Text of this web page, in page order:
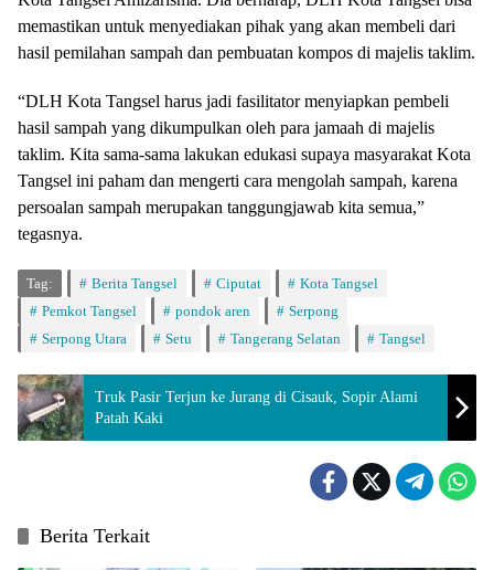
memastikan untuk menyediakan pihak yang akan membeli dari
hasil pemilahan sampah dan pembuatan kompos di majelis taklim.
“DLH Kota Tangsel harus jadi fasilitator menyiapkan pembeli
hasil sampah yang dikumpulkan oleh para jamaah di majelis
taklim. Kita sama-sama lakukan edukasi supaya masyarakat Kota
Tangsel ini paham dan mengerti cara mengolah sampah, karena
persoalan sampah merupakan tanggungjawab kita semua,”
tegasnya.
Tag: Berita Tangsel Ciputat
Kota Tangsel
Pemkot Tangsel
pondok aren
Serpong
Serpong Utara
Setu Tangerang Selatan Tangsel
Truk Pasir Terjun ke Jurang di Cisauk, Sopir Alami
Patah Kaki
Berita Terkait